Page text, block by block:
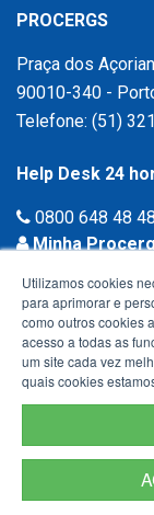
PROCERGS
Praça dos
90010-340 -
Telefone: (51)
Help Desk 24
0800 648 48 48
Minha
Utilizamos cookies
para aprimorar e
como outros cookies
acesso a todas as
um site cada vez
quais cookies